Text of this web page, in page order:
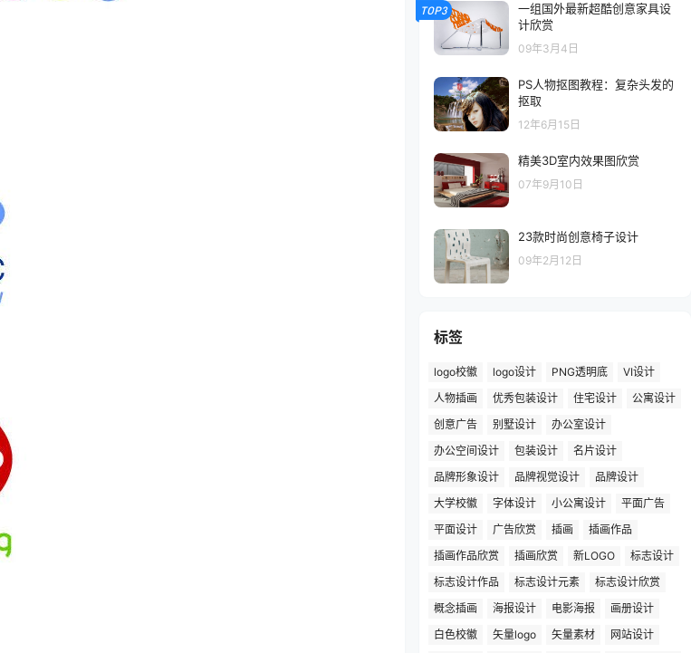
TOP3
一组国外最新超酷创意家具设
计欣赏
09年3月4日
PS人物抠图教程：复杂头发的
抠取
12年6月15日
精美3D室内效果图欣赏
07年9月10日
23款时尚创意椅子设计
09年2月12日
标签
logo校徽 logo设计 PNG透明底
VI设计
人物插画
优秀包装设计 住宅设计
公寓设计
创意广告
别墅设计
办公室设计
办公空间设计
包装设计
名片设计
品牌形象设计
品牌视觉设计
品牌设计
大学校徽
字体设计 小公寓设计
平面广告
平面设计
广告欣赏 插画
插画作品
插画作品欣赏
插画欣赏 新LOGO
标志设计
标志设计作品
标志设计元素
标志设计欣赏
概念插画
海报设计 电影海报
画册设计
白色校徽
矢量logo 矢量素材
网站设计